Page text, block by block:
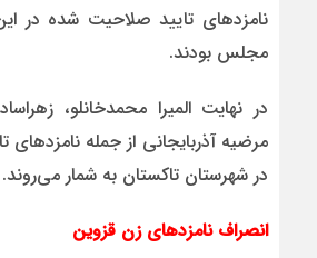
نامزدهای تایید صلاحیت شده در
مجلس بودند.
در نهایت المیرا محمدخانلو،
مرضیه آذربایجانی از جمله
در شهرستان تاکستان به شمار می‌روند.
انصراف نامزدهای زن قزوین